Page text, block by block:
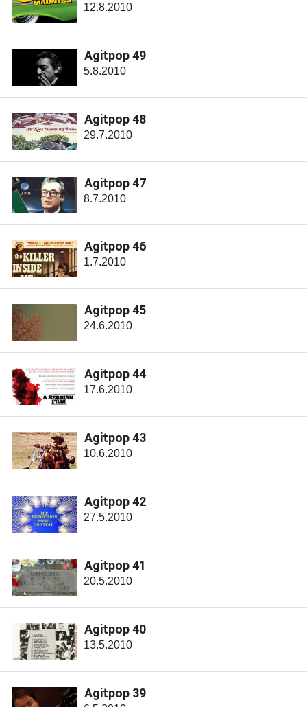
12.8.2010
Agitpop 49
5.8.2010
Agitpop 48
29.7.2010
Agitpop 47
8.7.2010
Agitpop 46
1.7.2010
Agitpop 45
24.6.2010
Agitpop 44
17.6.2010
Agitpop 43
10.6.2010
Agitpop 42
27.5.2010
Agitpop 41
20.5.2010
Agitpop 40
13.5.2010
Agitpop 39